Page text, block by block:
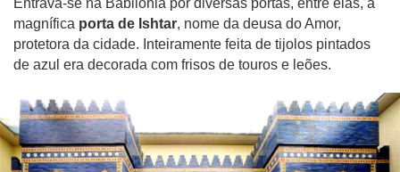
magnífica porta de Ishtar, nome da deusa do Amor,
protetora da cidade. Inteiramente feita de tijolos pintados
de azul era decorada com frisos de touros e leões.